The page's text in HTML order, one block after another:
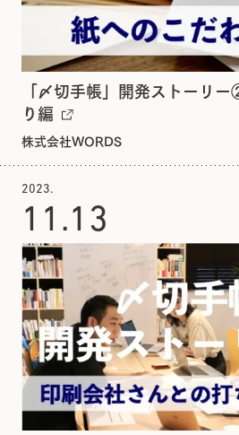
「〆切手帳」開発ストーリ
り編
株式会社WORDS
2023.
11.13